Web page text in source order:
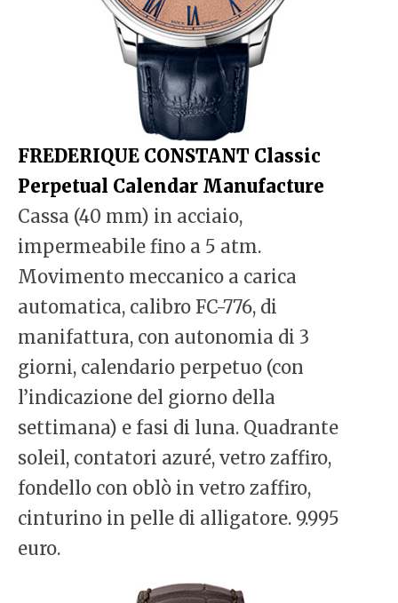
FREDERIQUE CONSTANT Classic
Perpetual Calendar Manufacture
Cassa (40 mm) in acciaio,
impermeabile fino a 5 atm.
Movimento meccanico a carica
automatica, calibro FC-776, di
manifattura, con autonomia di 3
giorni, calendario perpetuo (con
l’indicazione del giorno della
settimana) e fasi di luna. Quadrante
soleil, contatori azuré, vetro zaffiro,
fondello con oblò in vetro zaffiro,
cinturino in pelle di alligatore. 9.995
euro.